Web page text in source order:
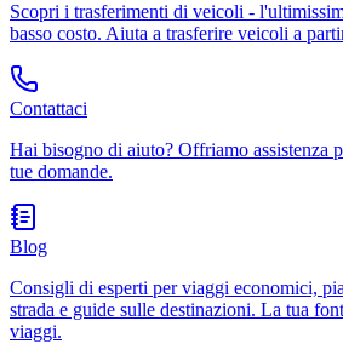
Scopri i trasferimenti di veicoli -
basso costo. Aiuta a trasferire veicoli a
Contattaci
Hai bisogno di aiuto? Offriamo assistenza
tue domande.
Blog
Consigli di esperti per viaggi economici,
strada e guide sulle destinazioni. La tua
viaggi.